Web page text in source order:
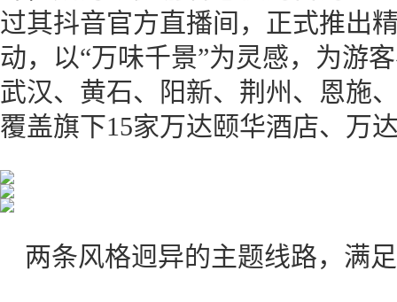
过其抖音官方直播间，正式推出
动，以“万味千景”为灵感，为游
武汉、黄石、阳新、荆州、恩施
覆盖旗下15家万达颐华酒店、万
两条风格迥异的主题线路，满